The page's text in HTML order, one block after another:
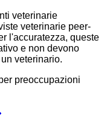
veterinarie
veterinarie peer-
l'accuratezza, queste
e non devono
veterinario.
preoccupazioni